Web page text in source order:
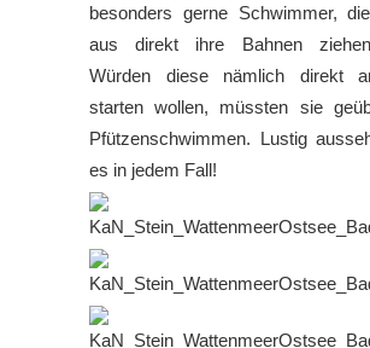
besonders gerne Schwimmer,
aus direkt ihre Bahnen
Würden diese nämlich direkt
starten wollen, müssten sie
Pfützenschwimmen. Lustig
es in jedem Fall!